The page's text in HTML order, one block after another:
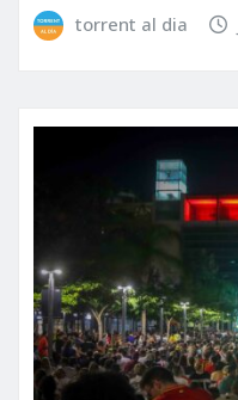
torrent al dia